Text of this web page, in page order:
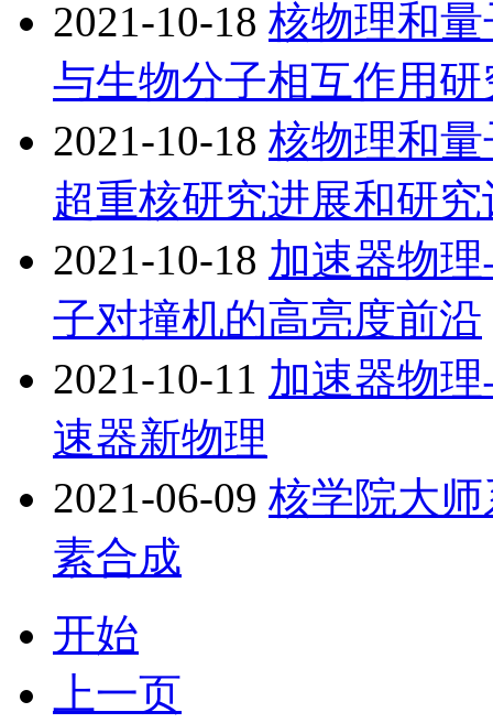
2021-10-18 核物理和
与生物分子相互作用
2021-10-18 核物理和
超重核研究进展和研究
2021-10-18 加速器物
子对撞机的高亮度前沿
2021-10-11 加速器物
速器新物理
2021-06-09 核学院大
素合成
开始
上一页